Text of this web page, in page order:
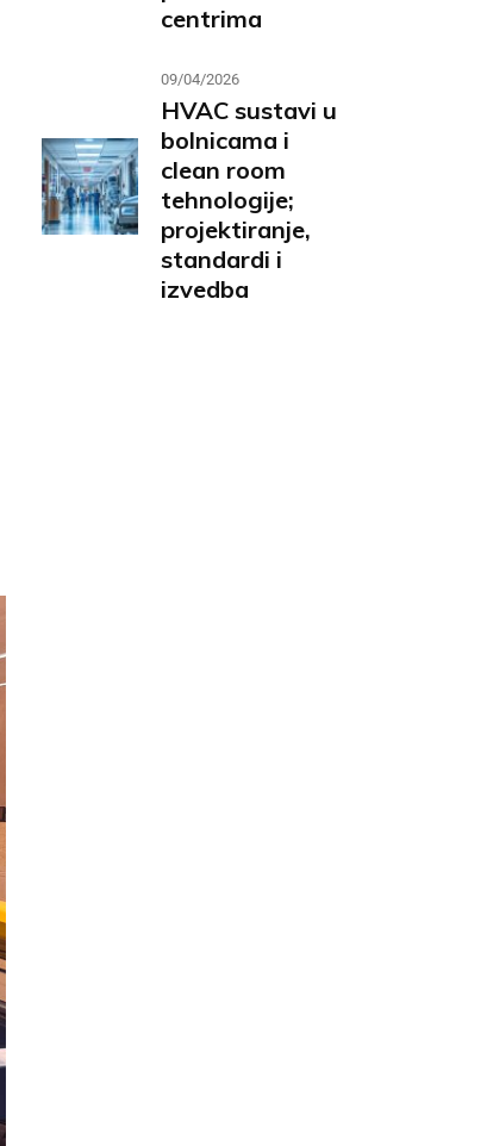
centrima
09/04/2026
HVAC sustavi u
bolnicama i
clean room
tehnologije;
projektiranje,
standardi i
izvedba